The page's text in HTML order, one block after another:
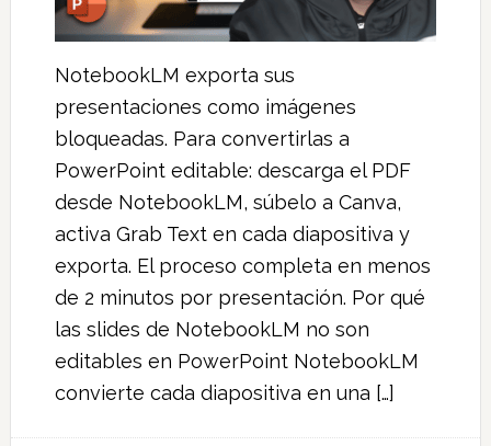
NotebookLM exporta sus
presentaciones como imágenes
bloqueadas. Para convertirlas a
PowerPoint editable: descarga el PDF
desde NotebookLM, súbelo a Canva,
activa Grab Text en cada diapositiva y
exporta. El proceso completa en menos
de 2 minutos por presentación. Por qué
las slides de NotebookLM no son
editables en PowerPoint NotebookLM
convierte cada diapositiva en una […]